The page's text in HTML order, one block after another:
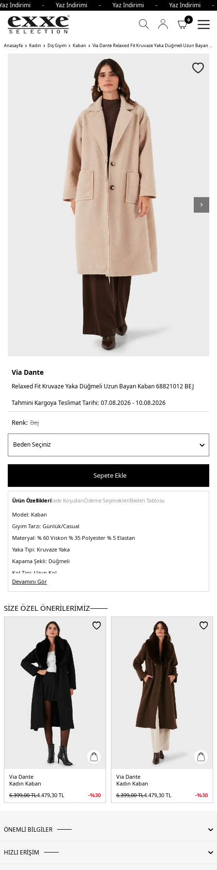
İndirimi - Yaz İndirimi - Yaz İndirimi - Yaz
0
Anasayfa Kadın Dış Giyim Kaban Via Dante Relaxed Fit Kruvaze Yaka Düğmeli Uzun Bayan Kaban
Via Dante
Relaxed Fit Kruvaze Yaka Düğmeli Uzun Bayan Kaban 68821012 BEJ
Tahmini Kargoya Teslimat Tarihi: 07.08.2026 - 10.08.2026
Renk: bej
Sepete Ekle
Ürün Özellikleriİade KoşullarıÖdeme SeçenekleriBeden Tablosu
Model: Kaban
Giyim Tarzı: Günlük/Casual
Materyal: % 60 Viskon % 35 Polyester % 5 Elastan
Yaka Tipi: Kruvaze Yaka
Kapama Şekli: Düğmeli
Kol Tipi: Uzun Kol
Cep:Cepli
Boy:Uzun
Kalıp Bilgisi:Relaxed Fit
Manken Bedeni:Boy : 1.80 cm / Göğüs : 80 cm / Bel : 60 cm / Basen : 89 cm /
Beden : S-M
Yaş Grubu:
Yetişkin
Menşei:İtalya
5DK268821012.17
Devamını Gör
SİZE ÖZEL ÖNERİLERİMİZ
Via Dante
Kadın Kaban
6.399,00TL4.479,30 TL -%30
Via Dante
Kadın Kaban
6.399,00TL4.479,30 TL -%30
ÖNEMLİ BİLGİLER
HIZLI ERİŞİM